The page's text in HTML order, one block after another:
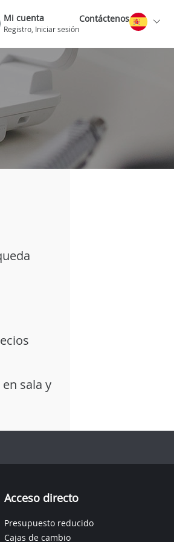
Mi cuenta
Registro, Iniciar sesión
Contáctenos
sala y
Acceso directo
Presupuesto reducido
Cajas de cambio